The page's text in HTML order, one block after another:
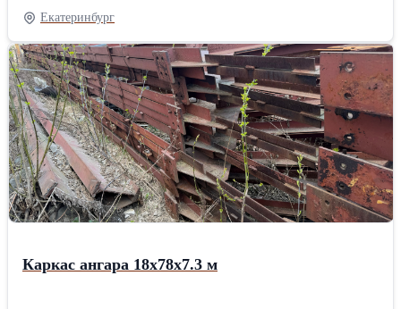
Екатеринбург
Каркас ангара 18х78х7.3 м